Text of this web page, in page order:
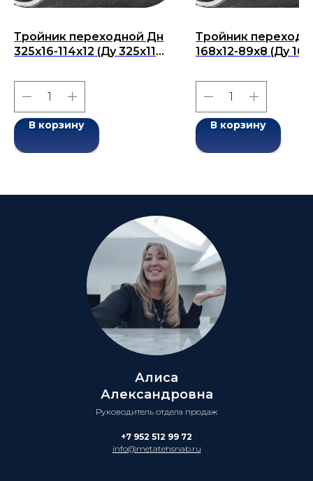
Тройник переходной Дн
325x16-114х12 (Ду 325x114)
2001
В корзину
Тройник
168x12-89x8 (Ду
2001
В корзину
Алиса
Александровна
Руководитель отдела продаж
+7 952 512 99 72
info@metatehsnab.ru